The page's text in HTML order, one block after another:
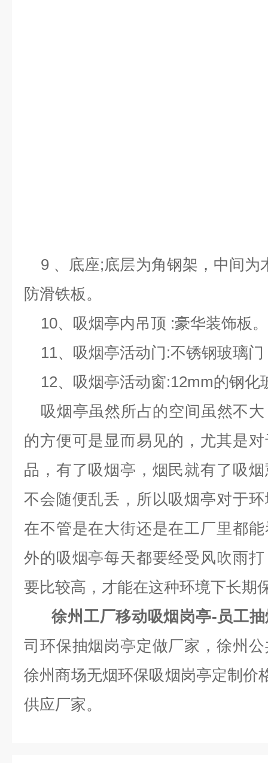
9 、底座;底层为角钢架，中间为
防滑铁板。
10、吸烟亭内吊顶 :豪华装饰板。
11、吸烟亭活动门:不锈钢玻璃门
12、吸烟亭活动窗:12mm的钢化
吸烟亭虽然所占的空间虽然不
的方便可是显而易见的，尤其是
品，有了吸烟亭，烟民就有了吸
不会随便乱丢，所以吸烟亭对于
在不管是在大街还是在工厂里都
外的吸烟亭每天都要经受风吹雨
要比较高，才能在这种环境下长期
徐州工厂移动吸烟岗亭-员工
司环保抽烟岗亭定做厂家，徐州
徐州商场无烟环保吸烟岗亭定制价
供应厂家。